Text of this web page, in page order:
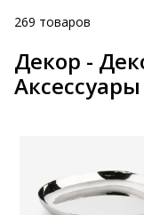
269 товаров
Декор -
Аксессуары